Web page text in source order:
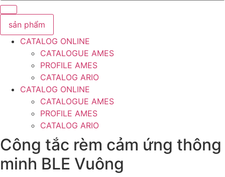
sản phẩm
CATALOG ONLINE
CATALOGUE AMES
PROFILE AMES
CATALOG ARIO
CATALOG ONLINE
CATALOGUE AMES
PROFILE AMES
CATALOG ARIO
Công tắc rèm cảm ứng thông
minh BLE Vuông